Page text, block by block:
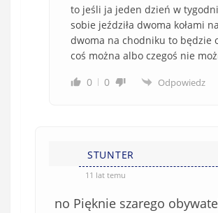
to jeśli ja jeden dzień w
sobie jeździła dwoma kołami
dwoma na chodniku to będzie
coś można albo czegoś nie
0
0 Odpowiedz
STUNTER
11 lat temu
no Pięknie szarego